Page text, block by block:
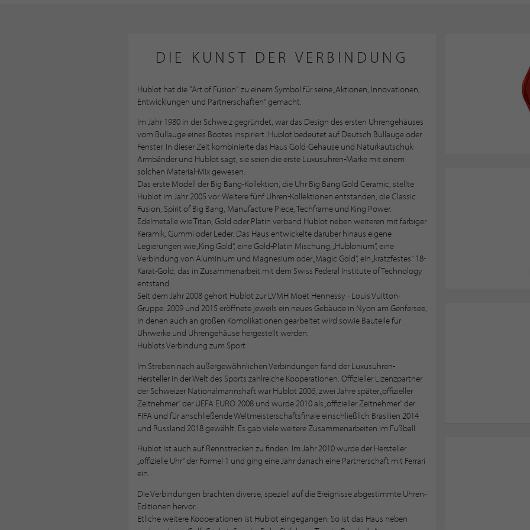
DIE KUNST DER VERBINDUNG
Hublot hat die "Art of Fusion" zu einem Symbol für seine „Aktionen, Innovationen,
Entwicklungen und Partnerschaften“ gemacht.
Im Jahr 1980 in der Schweiz gegründet, war das Design des ersten Uhrengehäuses
vom Bullauge eines Bootes inspiriert. Hublot bedeutet auf Deutsch Bullauge oder
Fenster. In dieser Zeit kombinierte das Haus Gold-Gehäuse und Naturkautschuk-
Armbänder und Hublot sagt, sie seien die erste Luxusuhren-Marke mit einem
solchen Material-Mix gewesen.
Das erste Modell der Big Bang-Kollektion, die Uhr Big Bang Gold Ceramic, stellte
Hublot im Jahr 2005 vor. Weitere fünf Uhren-Kollektionen entstanden, die Classic
Fusion, Spirit of Big Bang, Manufacture Piece, Techframe und King Power.
Edelmetalle wie Titan, Gold oder Platin verband Hublot neben weiteren mit farbiger
Keramik, Gummi oder Leder. Das Haus entwickelte darüber hinaus eigene
Legierungen wie „King Gold“, eine Gold-Platin Mischung, „Hublonium“, eine
Verbindung von Aluminium und Magnesium oder „Magic Gold“, ein „kratzfestes“ 18-
Karat-Gold, das in Zusammenarbeit mit dem Swiss Federal Institute of Technology
entstand.
Seit dem Jahr 2008 gehört Hublot zur LVMH Moët Hennessy - Louis Vuitton-
Gruppe. 2009 und 2015 eröffnete jeweils ein neues Gebäude in Nyon am Genfersee,
in denen auch an großen Komplikationen gearbeitet wird sowie Bauteile für
Uhrwerke und Uhrengehäuse hergestellt werden.
Hublots Verbindung zum Sport
Im Streben nach außergewöhnlichen Verbindungen fand der Luxusuhren-
Hersteller in der Welt des Sports zahlreiche Kooperationen. Offizieller Lizenzpartner
der Schweizer Nationalmannshaft war Hublot 2006, zwei Jahre später „offizieller
Zeitnehmer“ der UEFA EURO 2008 und wurde 2010 als „offizieller Zeitnehmer“ der
FIFA und für anschließende Weltmeisterschaftsfinale einschließlich Brasilien 2014
und Russland 2018 gewählt. Es gab viele weitere Zusammenarbeiten im Fußball.
Hublot ist auch auf Rennstrecken zu finden. Im Jahr 2010 wurde der Hersteller
„offizielle Uhr“ der Formel 1 und ging eine Jahr danach eine Partnerschaft mit Ferrari
ein.
Die Verbindungen brachten diverse, speziell auf die Ereignisse abgestimmte Uhren-
Editionen hervor.
Etliche weitere Kooperationen ist Hublot eingegangen. So ist das Haus neben